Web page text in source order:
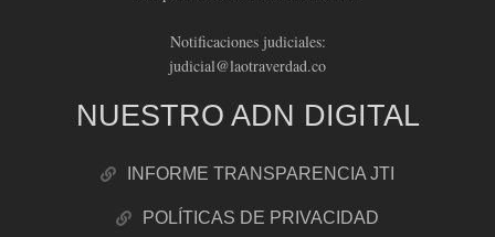
Notificaciones judiciales:
judicial@laotraverdad.co
NUESTRO ADN DIGITAL
INFORME TRANSPARENCIA JTI
POLÍTICAS DE PRIVACIDAD